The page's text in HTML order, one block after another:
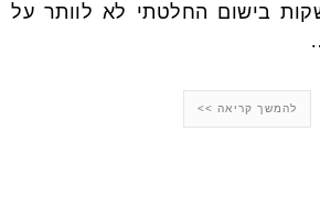
בישום החלטתי לא לוותר על
להמשך קריאה >>